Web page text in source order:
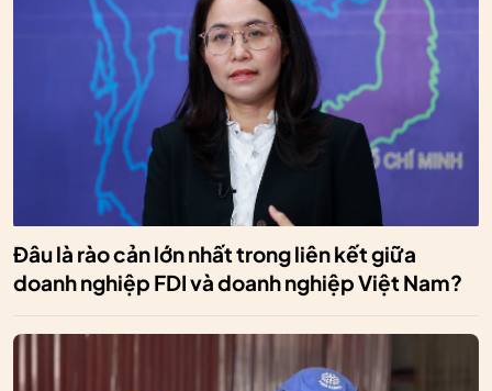
Đâu là rào cản lớn nhất trong liên kết giữa
doanh nghiệp FDI và doanh nghiệp Việt Nam?